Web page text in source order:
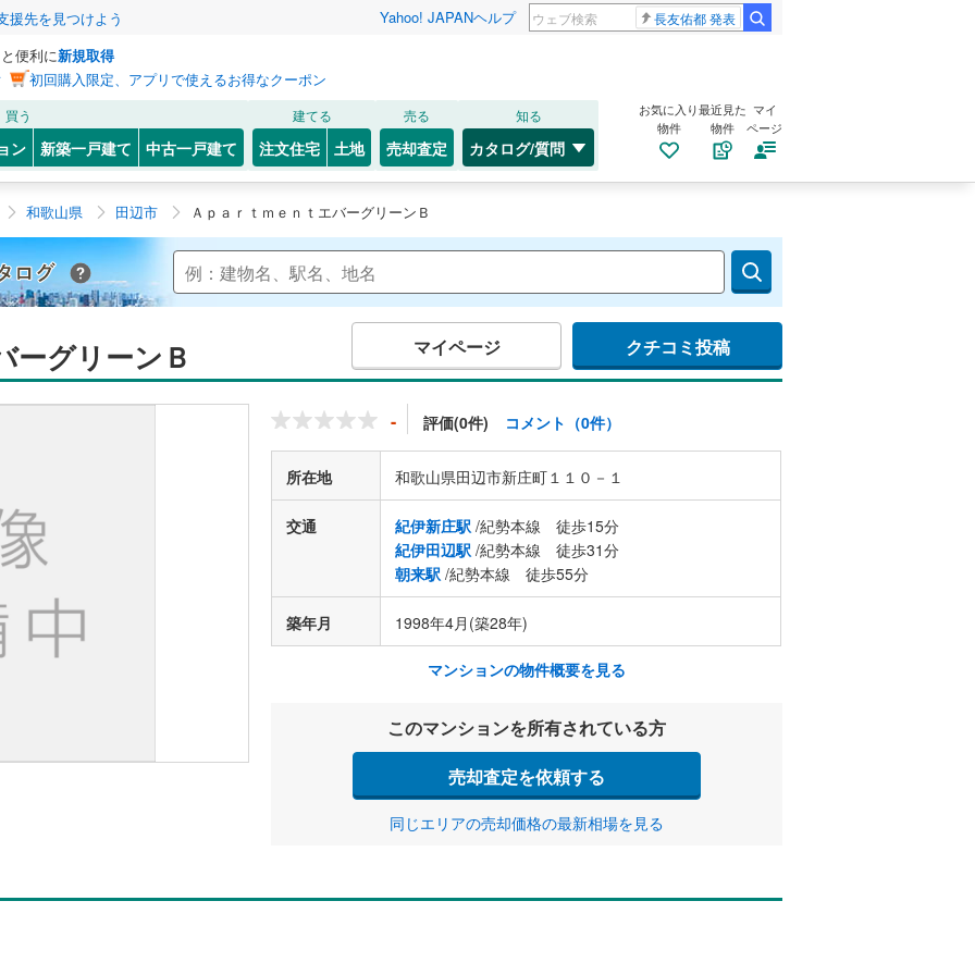
援先を見つけよう Yahoo! JAPANヘルプ 長友佑都 発表
便利に新規取得
初回購入限定、アプリで使えるお得なクーポン
買う
ン 新築一戸建て 中古一戸建て
建てる
注文住宅 土地
売る
売却査定
知る
カタログ/質問
お気に入り
物件
最近見た
物件
マイ
ページ
和歌山県 田辺市 ＡｐａｒｔｍｅｎｔエバーグリーンＢ
Yahoo!不動産 マンションカタログ
ーグリーンＢ マイページ クチコミ投稿
- 評価(0件) コメント（0件）
所在地 和歌山県田辺市新庄町１１０－１
交通 紀伊新庄駅 /紀勢本線 徒歩15分
紀伊田辺駅 /紀勢本線 徒歩31分
朝来駅 /紀勢本線 徒歩55分
築年月 1998年4月(築28年)
マンションの物件概要を見る
このマンションを所有されている方
売却査定を依頼する
同じエリアの売却価格の最新相場を見る